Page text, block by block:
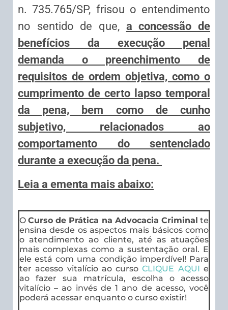
n. 735.765/SP, frisou o entendimento
no sentido de que, a concessão de
benefícios da execução penal
demanda o preenchimento de
requisitos de ordem objetiva, como o
cumprimento de certo lapso temporal
da pena, bem como de cunho
subjetivo, relacionados ao
comportamento do sentenciado
durante a execução da pena.
Leia a ementa mais abaixo:
OCurso de Prática na Advocacia Criminal te
ensina desde os aspectos mais básicos como
o atendimento ao cliente, até as atuações
mais complexas como a sustentação oral. E
ele está com uma condição imperdível! Para
ter acesso vitalício ao cursoCLIQUE AQUI e
ao fazer sua matrícula, escolha o acesso
vitalício – ao invés de 1 ano de acesso, você
poderá acessar enquanto o curso existir!